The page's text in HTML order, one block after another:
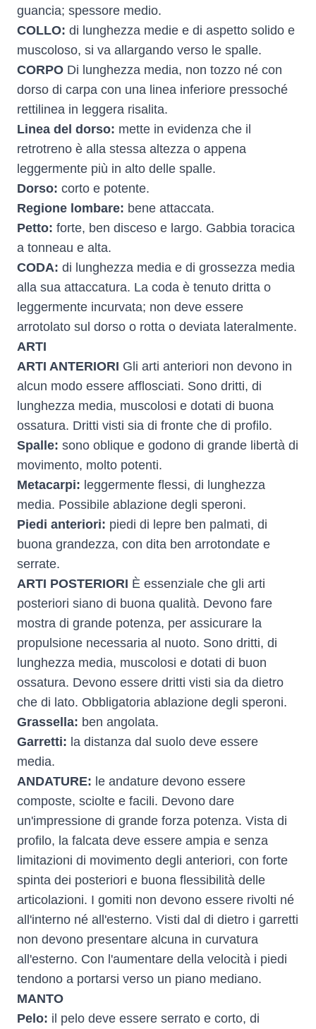
guancia; spessore medio.
COLLO: di lunghezza medie e di aspetto solido e
muscoloso, si va allargando verso le spalle.
CORPO Di lunghezza media, non tozzo né con
dorso di carpa con una linea inferiore pressoché
rettilinea in leggera risalita.
Linea del dorso: mette in evidenza che il
retrotreno è alla stessa altezza o appena
leggermente più in alto delle spalle.
Dorso: corto e potente.
Regione lombare: bene attaccata.
Petto: forte, ben disceso e largo. Gabbia toracica
a tonneau e alta.
CODA: di lunghezza media e di grossezza media
alla sua attaccatura. La coda è tenuto dritta o
leggermente incurvata; non deve essere
arrotolato sul dorso o rotta o deviata lateralmente.
ARTI
ARTI ANTERIORI Gli arti anteriori non devono in
alcun modo essere afflosciati. Sono dritti, di
lunghezza media, muscolosi e dotati di buona
ossatura. Dritti visti sia di fronte che di profilo.
Spalle: sono oblique e godono di grande libertà di
movimento, molto potenti.
Metacarpi: leggermente flessi, di lunghezza
media. Possibile ablazione degli speroni.
Piedi anteriori: piedi di lepre ben palmati, di
buona grandezza, con dita ben arrotondate e
serrate.
ARTI POSTERIORI È essenziale che gli arti
posteriori siano di buona qualità. Devono fare
mostra di grande potenza, per assicurare la
propulsione necessaria al nuoto. Sono dritti, di
lunghezza media, muscolosi e dotati di buon
ossatura. Devono essere dritti visti sia da dietro
che di lato. Obbligatoria ablazione degli speroni.
Grassella: ben angolata.
Garretti: la distanza dal suolo deve essere
media.
ANDATURE: le andature devono essere
composte, sciolte e facili. Devono dare
un'impressione di grande forza potenza. Vista di
profilo, la falcata deve essere ampia e senza
limitazioni di movimento degli anteriori, con forte
spinta dei posteriori e buona flessibilità delle
articolazioni. I gomiti non devono essere rivolti né
all'interno né all'esterno. Visti dal di dietro i garretti
non devono presentare alcuna in curvatura
all'esterno. Con l'aumentare della velocità i piedi
tendono a portarsi verso un piano mediano.
MANTO
Pelo: il pelo deve essere serrato e corto, di